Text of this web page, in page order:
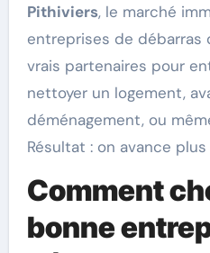
Pithiviers, le marché
entreprises de débarras
vrais partenaires pour
nettoyer un logement,
déménagement, ou
Résultat : on avance
Comment
bonne